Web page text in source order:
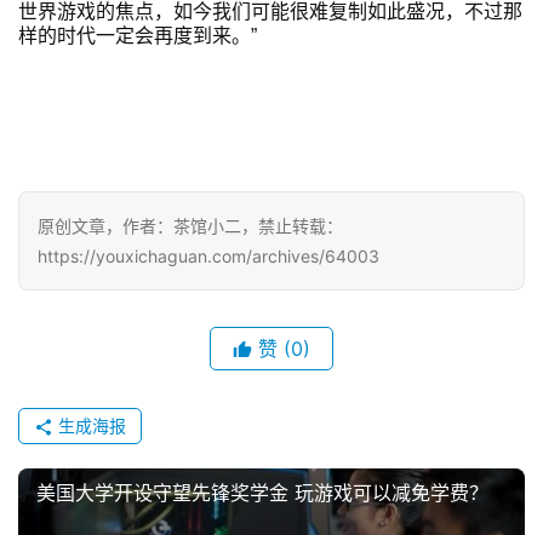
世界游戏的焦点，如今我们可能很难复制如此盛况，不过那
样的时代一定会再度到来。”
原创文章，作者：茶馆小二，禁止转载：
https://youxichaguan.com/archives/64003
赞 (0)
生成海报
美国大学开设守望先锋奖学金 玩游戏可以减免学费？